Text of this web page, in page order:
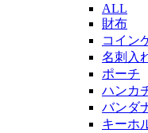
ALL
財布
コイン
名刺入
ポーチ
ハンカ
バンダ
キーホ